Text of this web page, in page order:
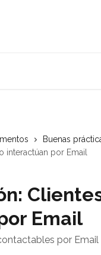
Buenas
interactúan por Email
Email
por